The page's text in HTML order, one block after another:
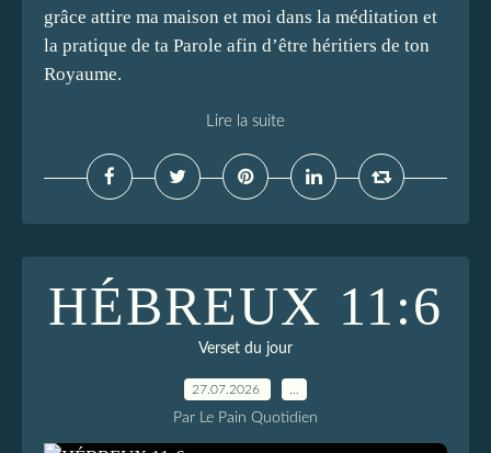
grâce attire ma maison et moi dans la méditation et
la pratique de ta Parole afin d’être héritiers de ton
Royaume.
Lire la suite
HÉBREUX 11:6
Verset du jour
27.07.2026
Par Le Pain Quotidien